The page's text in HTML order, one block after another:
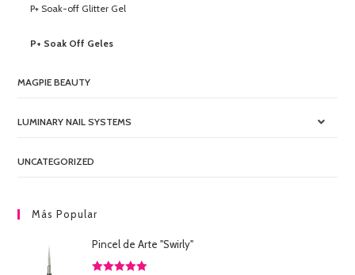
P+ Soak-off Glitter Gel
P+ Soak Off Geles
MAGPIE BEAUTY
LUMINARY NAIL SYSTEMS
UNCATEGORIZED
Más Popular
Pincel de Arte "Swirly"